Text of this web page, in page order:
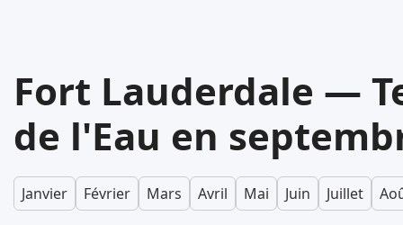
Fort Lauderdale —
de l'Eau en
Janvier Février Mars Avril Mai Juin Juillet